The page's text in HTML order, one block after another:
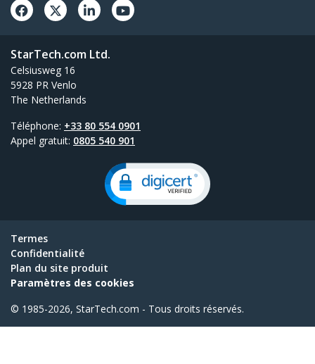
StarTech.com Ltd.
Celsiusweg 16
5928 PR Venlo
The Netherlands
Téléphone: +33 80 554 0901
Appel gratuit: 0805 540 901
Termes
Confidentialité
Plan du site produit
Paramètres des cookies
© 1985-2026, StarTech.com - Tous droits réservés.